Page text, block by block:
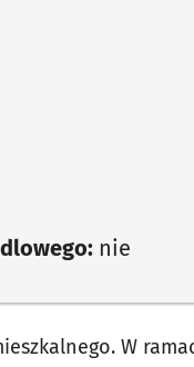
nie
W